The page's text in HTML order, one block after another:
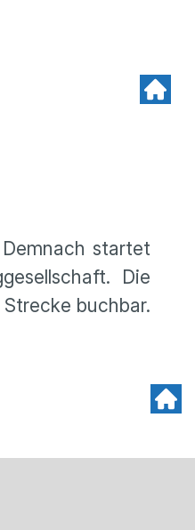
startet
Die
buchbar.